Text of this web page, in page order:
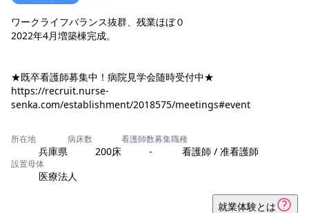
ワークライフバランス抜群、残業ほぼ０
2022年4月増築棟完成。
★既卒看護師募集中！病院見学会随時受付中★
https://recruit.nurse-
senka.com/establishment/2018575/meetings#event
所在地
兵庫県
病床数
200床
看護師数
-
募集職種
看護師 / 准看護師
設置母体
医療法人
就業体験とは